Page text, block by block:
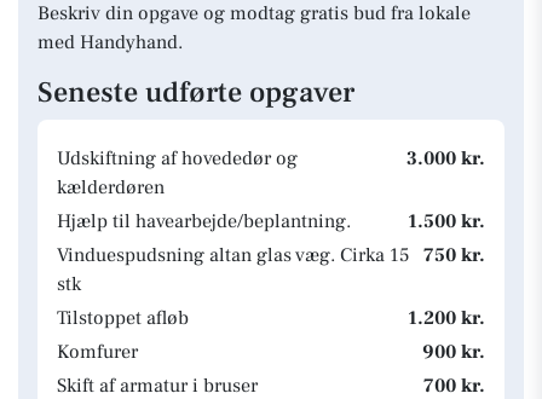
Beskriv din opgave og modtag gratis bud fra lokale
med Handyhand.
Seneste udførte opgaver
Udskiftning af hovededør og
kælderdøren
3.000 kr.
Hjælp til havearbejde/beplantning.
1.500 kr.
Vinduespudsning altan glas væg. Cirka 15
stk
750 kr.
Tilstoppet afløb
1.200 kr.
Komfurer
900 kr.
Skift af armatur i bruser
700 kr.